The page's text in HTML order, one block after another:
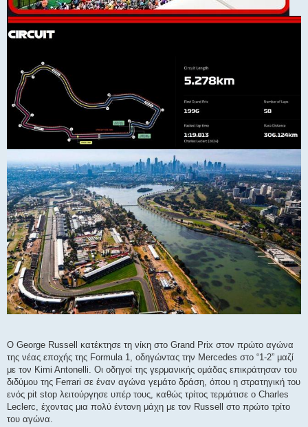
Ο George Russell κατέκτησε τη νίκη στο Grand Prix στον πρώτο αγώνα
της νέας εποχής της Formula 1, οδηγώντας την Mercedes στο “1-2” μαζί
με τον Kimi Antonelli. Οι οδηγοί της γερμανικής ομάδας επικράτησαν του
διδύμου της Ferrari σε έναν αγώνα γεμάτο δράση, όπου η στρατηγική του
ενός pit stop λειτούργησε υπέρ τους, καθώς τρίτος τερμάτισε ο Charles
Leclerc, έχοντας μια πολύ έντονη μάχη με τον Russell στο πρώτο τρίτο
του αγώνα.